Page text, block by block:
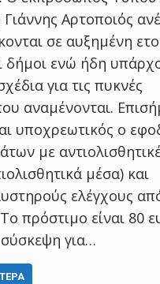
Αρτοποιός
σε αυξημένη
δήμοι ενώ ήδη
για τις πυκνές
αναμένονται.
υποχρεωτικός ο
με
μέσα) και
ελέγχους
πρόστιμο είναι 80
σύσκεψη για…